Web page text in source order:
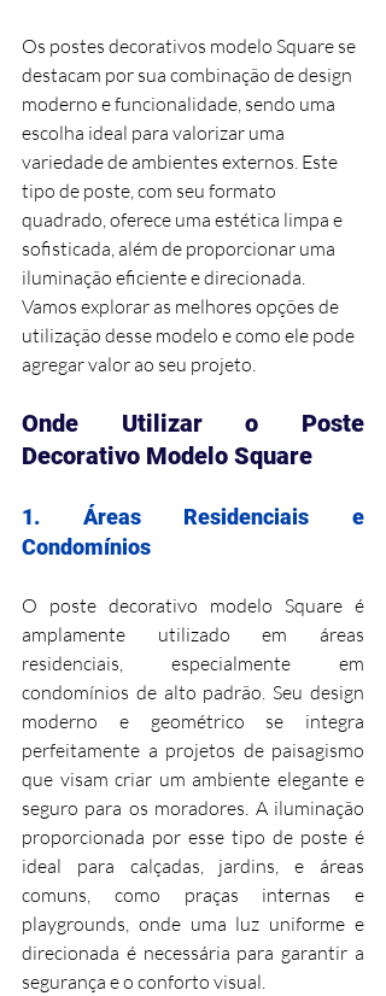
Os postes decorativos modelo Square se
destacam por sua combinação de design
moderno e funcionalidade, sendo uma
escolha ideal para valorizar uma
variedade de ambientes externos. Este
tipo de poste, com seu formato
quadrado, oferece uma estética limpa e
sofisticada, além de proporcionar uma
iluminação eficiente e direcionada.
Vamos explorar as melhores opções de
utilização desse modelo e como ele pode
agregar valor ao seu projeto.
Onde Utilizar o Poste
Decorativo Modelo Square
1. Áreas Residenciais e
Condomínios
O poste decorativo modelo Square é
amplamente utilizado em áreas
residenciais, especialmente em
condomínios de alto padrão. Seu design
moderno e geométrico se integra
perfeitamente a projetos de paisagismo
que visam criar um ambiente elegante e
seguro para os moradores. A iluminação
proporcionada por esse tipo de poste é
ideal para calçadas, jardins, e áreas
comuns, como praças internas e
playgrounds, onde uma luz uniforme e
direcionada é necessária para garantir a
segurança e o conforto visual.